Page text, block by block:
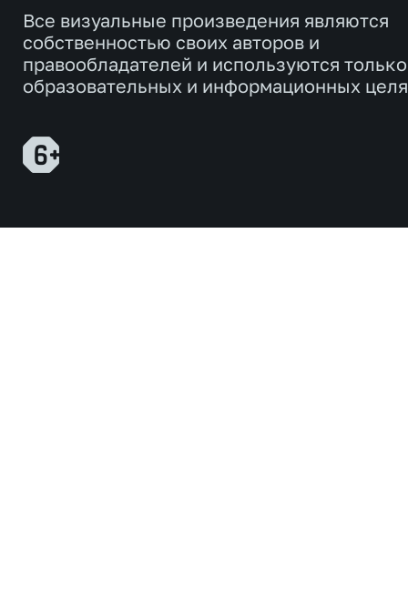
Все визуальные произведения являются
собственностью своих авторов и
правообладателей и используются
образовательных и информационных